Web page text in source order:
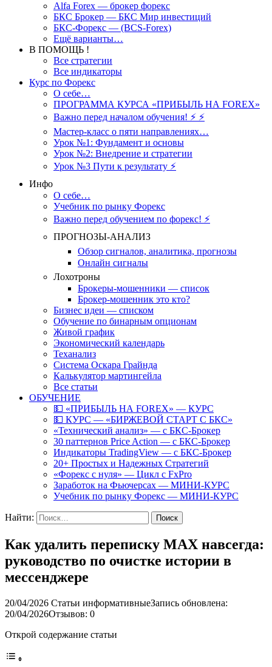
Alfa Forex — брокер форекс
БКС Брокер — БКС Мир инвестиций
БКС-Форекс — (BCS-Forex)
Ещё варианты…
В ПОМОЩЬ !
Все стратегии
Все индикаторы
Курс по Форекс
О себе…
ПРОГРАММА КУРСА «ПРИБЫЛЬ НА FOREX»
Важно перед началом обучения! ⚡ ⚡
Мастер-класс о пяти направлениях…
Урок №1: Фундамент и основы
Урок №2: Внедрение и стратегии
Урок №3 Пути к результату ⚡️
Инфо
О себе…
Учебник по рынку Форекс
Важно перед обучением по форекс! ⚡
ПРОГНОЗЫ-АНАЛИЗ
Обзор сигналов, аналитика, прогнозы
Онлайн сигналы
Лохотроны
Брокеры-мошенники — список
Брокер-мошенник это кто?
Бизнес идеи — списком
Обучение по бинарным опционам
Живой график
Экономический календарь
Теханализ
Система Оскара Грайнда
Калькулятор мартингейла
Все статьи
ОБУЧЕНИЕ
💵 «ПРИБЫЛЬ НА FOREX» — КУРС
💵 КУРС — «БИРЖЕВОЙ СТАРТ С БКС»
«Технический анализ» — с БКС-Брокер
30 паттернов Price Action — с БКС-Брокер
Индикаторы TradingView — с БКС-Брокер
20+ Простых и Надежных Стратегий
«Форекс с нуля» — Цикл с FxPro
Заработок на Фьючерсах — МИНИ-КУРС
Учебник по рынку Форекс — МИНИ-КУРС
Найти:
Как удалить переписку MAX навсегда:
руководство по очистке истории в
мессенджере
20/04/2026 Статьи информативныеЗапись обновлена:
20/04/2026Отзывов: 0
Открой содержание статьи